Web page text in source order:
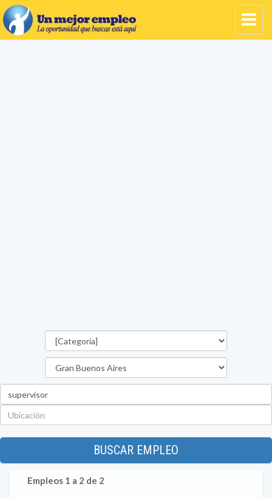
BUSCAR EMPLEO
Empleos 1 a 2 de 2